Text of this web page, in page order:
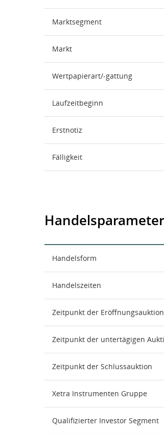
Marktsegment
Markt
Wertpapierart/-gattung
Laufzeitbeginn
Erstnotiz
Fälligkeit
Handelsparameter
Handelsform
Handelszeiten
Zeitpunkt der Eröffnungsauktion
Zeitpunkt der untertägigen
Zeitpunkt der Schlussauktion
Xetra Instrumenten Gruppe
Qualifizierter Investor Segment